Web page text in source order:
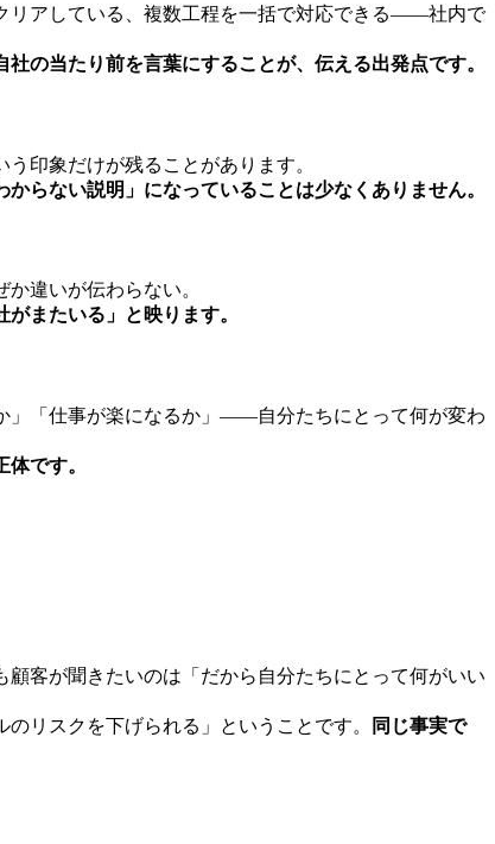
リアしている、複数工程を一括で対応できる——社内で
社の当たり前を言葉にすることが、伝える出発点です。
印象だけが残ることがあります。
らない説明」になっていることは少なくありません。
違いが伝わらない。
またいる」と映ります。
」「仕事が楽になるか」——自分たちにとって何が変わ
です。
客が聞きたいのは「だから自分たちにとって何がいい
リスクを下げられる」ということです。
同じ事実で